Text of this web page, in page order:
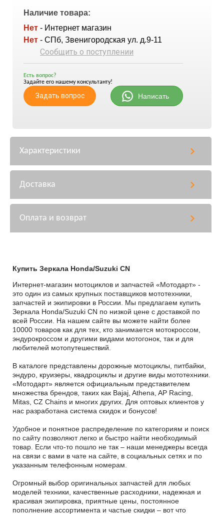
Наличие товара:
Нет - Интернет магазин
Нет - СПб, Звенигородская ул. д.9-11
Сообщить о поступлении
Есть вопрос?
Задайте его нашему консультанту!
Задать вопрос Написать
Характеристики
Доставка
Оплата и возврат
Купить Зеркала Honda/Suzuki CN
Интернет-магазин мотоциклов и запчастей «Мотодарт» -
это один из самых крупных поставщиков мототехники,
запчастей и экипировки в России. Мы предлагаем купить
Зеркала Honda/Suzuki CN по низкой цене с доставкой по
всей России. На нашем сайте вы можете найти более
10000 товаров как для тех, кто занимается мотокроссом,
эндурокроссом и другими видами мотогонок, так и для
любителей мотопутешествий.
В каталоге представлены дорожные мотоциклы, питбайки,
эндуро, круизеры, квадроциклы и другие виды мототехники.
«Мотодарт» является официальным представителем
множества брендов, таких как Bajaj, Athena, AP Racing,
Mitas, CZ Chains и многих других. Для оптовых клиентов у
нас разработана система скидок и бонусов!
Удобное и понятное распределение по категориям и поиск
по сайту позволяют легко и быстро найти необходимый
товар. Если что-то пошло не так – наши менеджеры всегда
на связи с вами в чате на сайте, в социальных сетях и по
указанным телефонным номерам.
Огромный выбор оригинальных запчастей для любых
моделей техники, качественные расходники, надежная и
красивая экипировка, приятные цены, постоянное
пополнение ассортимента и частые скидки – вот что